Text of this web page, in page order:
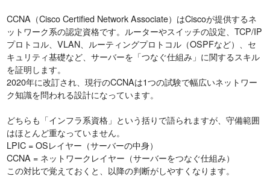
CCNA（Cisco Certified Network Associate）はCiscoが提供するネ
ットワーク系の認定資格です。ルーターやスイッチの設定、TCP/IP
プロトコル、VLAN、ルーティングプロトコル（OSPFなど）、セ
キュリティ基礎など、サーバーを「つなぐ仕組み」に関するスキル
を証明します。
2020年に改訂され、現行のCCNAは1つの試験で幅広いネットワー
ク知識を問われる設計になっています。
どちらも「インフラ系資格」という括りで語られますが、守備範囲
はほとんど重なっていません。
LPIC = OSレイヤー（サーバーの中身）
CCNA = ネットワークレイヤー（サーバーをつなぐ仕組み）
この対比で覚えておくと、以降の判断がしやすくなります。